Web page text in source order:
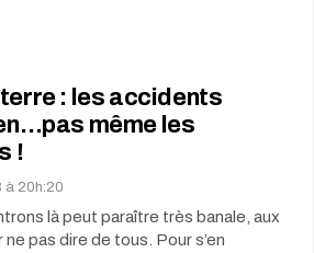
: les accidents
même les
!
à 20h:20
là peut paraître très banale, aux
pas dire de tous. Pour s’en